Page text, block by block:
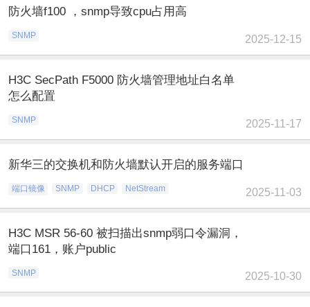
防火墙f100 ，snmp导致cpu占用高
SNMP 2025-12-15
H3C SecPath F5000 防火墙管理地址白名单
怎么配置
SNMP 2025-11-17
新华三的交换机和防火墙默认开启的服务端口
端口镜像 SNMP DHCP NetStream 2025-11-03
H3C MSR 56-60 被扫描出snmp弱口令漏洞，
端口161，账户public
SNMP 2025-10-30